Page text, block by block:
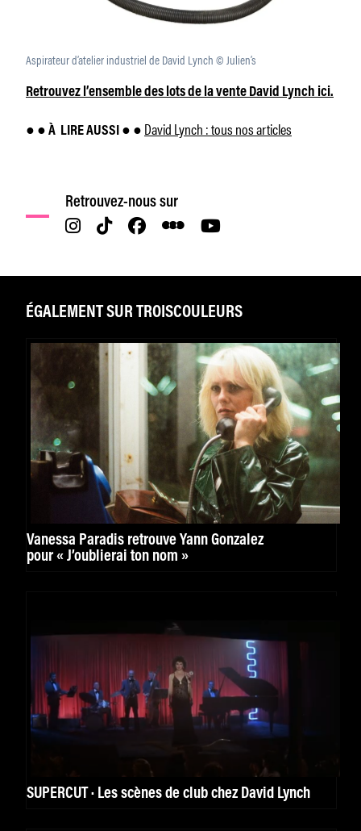
Aspirateur d’atelier industriel de David Lynch © Julien’s
Retrouvez l’ensemble des lots de la vente David Lynch ici.
● ● À LIRE AUSSI ● ● David Lynch : tous nos articles
Retrouvez-nous sur
ÉGALEMENT SUR TROISCOULEURS
Vanessa Paradis retrouve Yann Gonzalez
pour « J’oublierai ton nom »
SUPERCUT · Les scènes de club chez David Lynch